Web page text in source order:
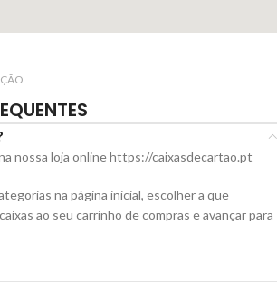
nossa loja online https://caixasdecartao.pt
na página inicial, escolher a que
ao seu carrinho de compras e avançar para